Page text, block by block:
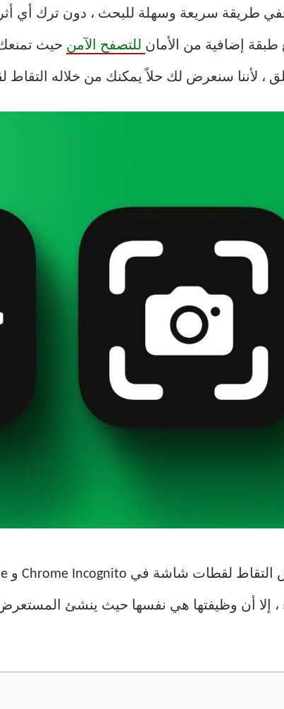
طريقة سريعة وسهلة للبحث ، دون ترك أي
طبقة إضافية من الأمان للتصفح الآمن حيث
، إلا أن وظيفتها هي نفسها حيث ينشئ